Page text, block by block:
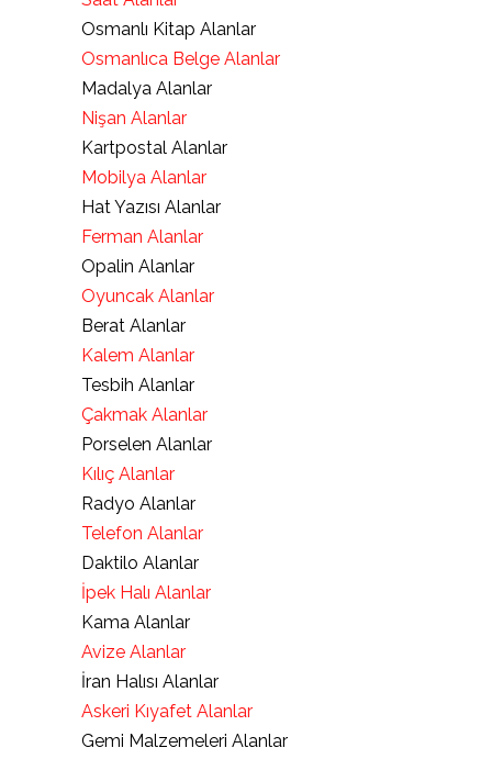
Osmanlı Kitap Alanlar
Osmanlıca Belge Alanlar
Madalya Alanlar
Nişan Alanlar
Kartpostal Alanlar
Mobilya Alanlar
Hat Yazısı Alanlar
Ferman Alanlar
Opalin Alanlar
Oyuncak Alanlar
Berat Alanlar
Kalem Alanlar
Tesbih Alanlar
Çakmak Alanlar
Porselen Alanlar
Kılıç Alanlar
Radyo Alanlar
Telefon Alanlar
Daktilo Alanlar
İpek Halı Alanlar
Kama Alanlar
Avize Alanlar
İran Halısı Alanlar
Askeri Kıyafet Alanlar
Gemi Malzemeleri Alanlar